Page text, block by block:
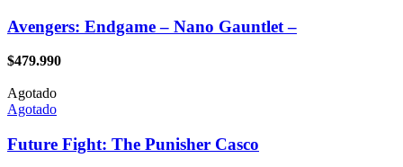
Avengers: Endgame – Nano Gauntlet –
$479.990
Agotado
Agotado
Future Fight: The Punisher Casco